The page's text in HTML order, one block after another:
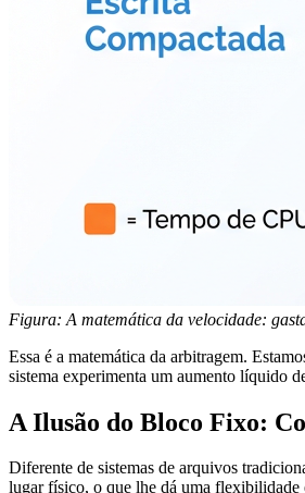
Figura: A matemática da velocidade:
Essa é a matemática da arbitragem.
sistema experimenta um aumento líquido
A Ilusão do Bloco Fixo:
Diferente de sistemas de arquivos
lugar físico, o que lhe dá uma flexibilidade